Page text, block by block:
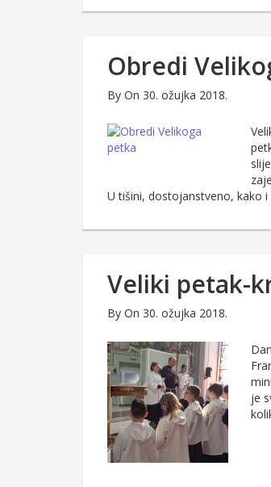
Obredi
By On 30. ožujka 2018.
U tišini, dostojanstveno, kako
Veliki petak-
By On 30. ožujka 2018.
je